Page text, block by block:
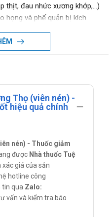
thịt, đau nhức xương khớp,…)
họng và phế quản bị kích
Trường Thọ
uống. Uống thuốc với
Trường Thọ
khi dùng.
nén) phù hợp
Thọ (viên nén) -
hiệu quả chính
nén) - Thuốc giảm
được Nhà thuốc Tuệ
giá của sản
hotline công
tin qua Zalo:
vấn và kiểm tra báo